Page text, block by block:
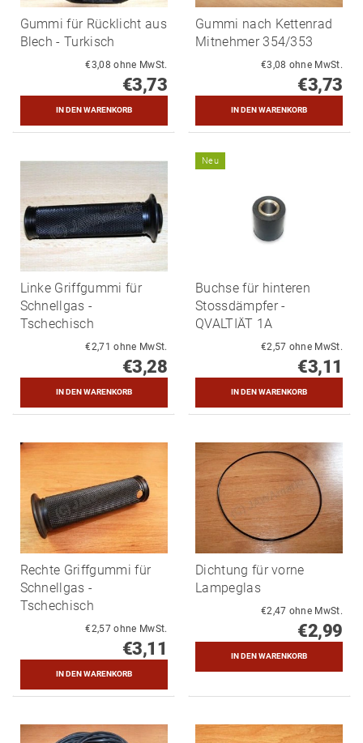
Gummi für Rücklicht aus
Blech - Turkisch
€3,08 ohne MwSt.
€3,73
Gummi nach Kettenrad
Mitnehmer 354/353
€3,08 ohne MwSt.
€3,73
Linke Griffgummi für
Schnellgas -
Tschechisch
€2,71 ohne MwSt.
€3,28
Neu
Buchse für hinteren
Stossdämpfer -
QVALTIÄT 1A
€2,57 ohne MwSt.
€3,11
Rechte Griffgummi für
Schnellgas -
Tschechisch
€2,57 ohne MwSt.
€3,11
Dichtung für vorne
Lampeglas
€2,47 ohne MwSt.
€2,99